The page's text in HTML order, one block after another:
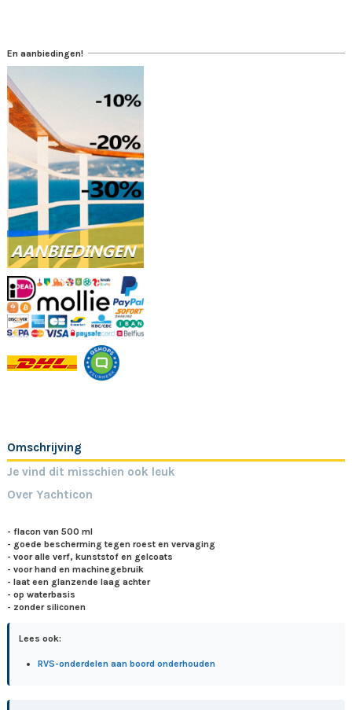
En aanbiedingen!
Omschrijving
Je vind dit misschien ook leuk
Over Yachticon
- flacon van 500 ml
- goede bescherming tegen roest en vervaging
- voor alle verf, kunststof en gelcoats
- voor hand en machinegebruik
- laat een glanzende laag achter
- op waterbasis
- zonder siliconen
Lees ook:
RVS-onderdelen aan boord onderhouden